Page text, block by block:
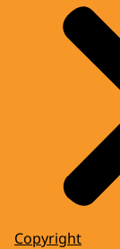
Copyright